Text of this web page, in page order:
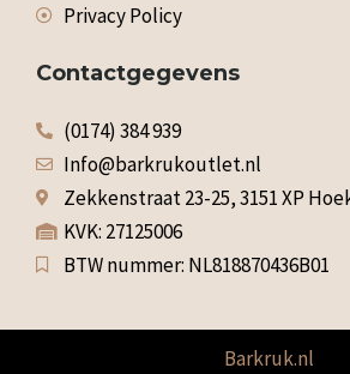
Privacy Policy
Contactgegevens
(0174) 384 939
Info@barkrukoutlet.nl
Zekkenstraat 23-25, 3151 XP
KVK: 27125006
BTW nummer: NL818870436B01
Barkruk.nl